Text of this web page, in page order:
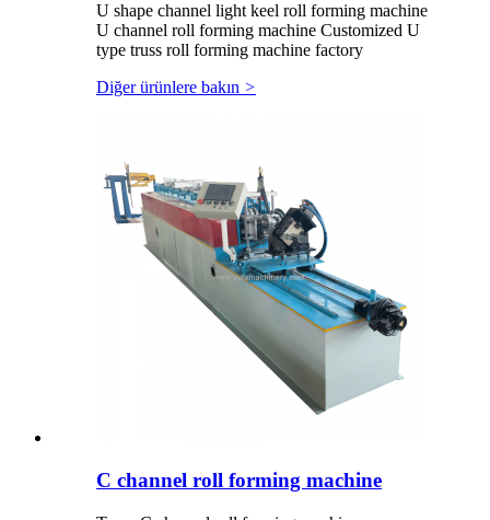
U shape channel light keel roll forming machine
U channel roll forming machine Customized U
type truss roll forming machine factory
Diğer ürünlere bakın >
C channel roll forming machine